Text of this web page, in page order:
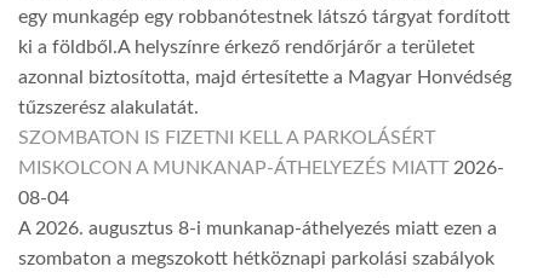
egy munkagép egy robbanótestnek látszó tárgyat fordított
ki a földből.A helyszínre érkező rendőrjárőr a területet
azonnal biztosította, majd értesítette a Magyar Honvédség
tűzszerész alakulatát.
SZOMBATON IS FIZETNI KELL A PARKOLÁSÉRT
MISKOLCON A MUNKANAP-ÁTHELYEZÉS MIATT 2026-
08-04
A 2026. augusztus 8-i munkanap-áthelyezés miatt ezen a
szombaton a megszokott hétköznapi parkolási szabályok